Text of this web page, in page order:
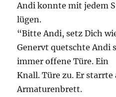
Andi konnte mit jedem
lügen.
“Bitte Andi, setz Dich
Genervt quetschte Andi
immer offene Türe. Ein
Knall. Türe zu. Er starrte
Armaturenbrett.